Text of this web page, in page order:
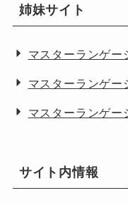
姉妹サイト
マスターランゲー
マスターランゲー
マスターランゲー
サイト内情報